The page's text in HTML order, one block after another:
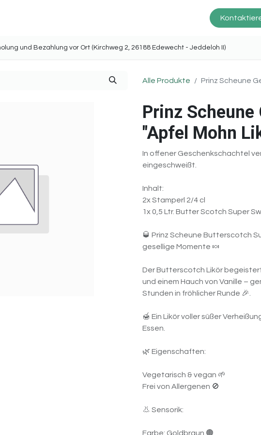
und Bezahlung vor Ort (Kirchweg 2, 26188 Edewecht - Jeddeloh
Alle Produkte Prinz Scheune
Prinz Scheune
"Apfel Mohn
In offener Geschenkschachtel
eingeschweißt.
Inhalt:
2x Stamperl 2/4 cl
1x 0,5 Ltr. Butter Scotch Super
🥃 Prinz Scheune Butterscotch
gesellige Momente 🍬
Der Butterscotch Likör
und einem Hauch von Vanille –
Stunden in fröhlicher Runde 🎉.
🍯 Ein Likör voller süßer
Essen.
🌿 Eigenschaften:
Vegetarisch & vegan 🌱
Frei von Allergenen 🚫
👃 Sensorik:
Farbe: Goldbraun 🟤